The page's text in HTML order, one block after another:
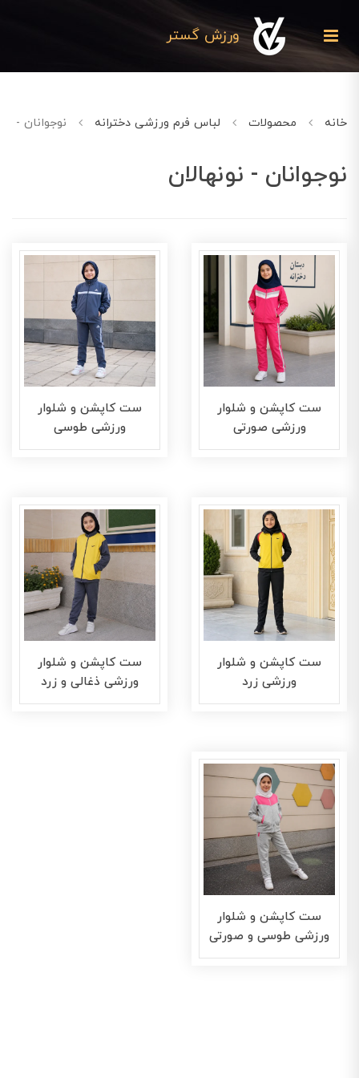
ورزش گستر
خانه محصولات لباس فرم ورزشی دخترانه نوجوانان -
نوجوانان - نونهالان
ست کاپشن و شلوار
ورزشی صورتی
ست کاپشن و شلوار
ورزشی طوسی
ست کاپشن و شلوار
ورزشی زرد
ست کاپشن و شلوار
ورزشی ذغالی و زرد
ست کاپشن و شلوار
ورزشی طوسی و صورتی